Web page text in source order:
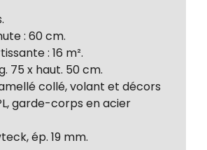
: 60 cm.
: 16 m².
75 x haut. 50 cm.
collé, volant et décors
garde-corps en acier
ép. 19 mm.